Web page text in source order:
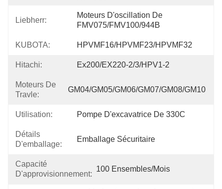
Liebherr:
Moteurs D'oscillation De
FMV075/FMV100/944B
KUBOTA: HPVMF16/HPVMF23/HPVMF32
Hitachi: Ex200/EX220-2/3/HPV1-2
Moteurs De
Travle:
GM04/GM05/GM06/GM07/GM08/GM10
Utilisation: Pompe D'excavatrice De 330C
Détails
D'emballage:
Emballage Sécuritaire
Capacité
D'approvisionnement:
100 Ensembles/mois